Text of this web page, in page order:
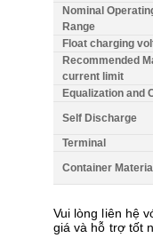
Nominal
Range
Float charging
Recommended
current limit
Equalization and
Self Discharge
Terminal
Container Material
Vui lòng liên hệ
giá và hỗ trợ tốt